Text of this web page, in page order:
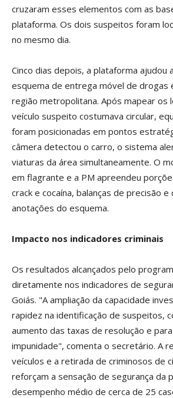
cruzaram esses elementos com as
plataforma. Os dois suspeitos foram
no mesmo dia.
Cinco dias depois, a plataforma ajudou
esquema de entrega móvel de drogas
região metropolitana. Após mapear os
veículo suspeito costumava circular,
foram posicionadas em pontos
câmera detectou o carro, o sistema
viaturas da área simultaneamente. O
em flagrante e a PM apreendeu
crack e cocaína, balanças de precisão e
anotações do esquema.
Impacto nos indicadores criminais
Os resultados alcançados pelo
diretamente nos indicadores de
Goiás. "A ampliação da capacidade
rapidez na identificação de suspeitos,
aumento das taxas de resolução e
impunidade", comenta o secretário. A
veículos e a retirada de criminosos de
reforçam a sensação de segurança da
desempenho médio de cerca de 25